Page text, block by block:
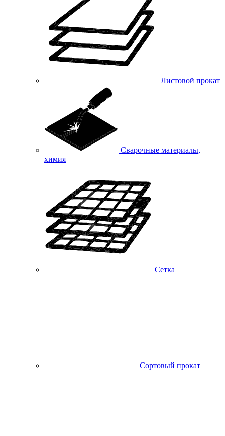
Листовой прокат
Сварочные материалы,
химия
Сетка
Сортовый прокат